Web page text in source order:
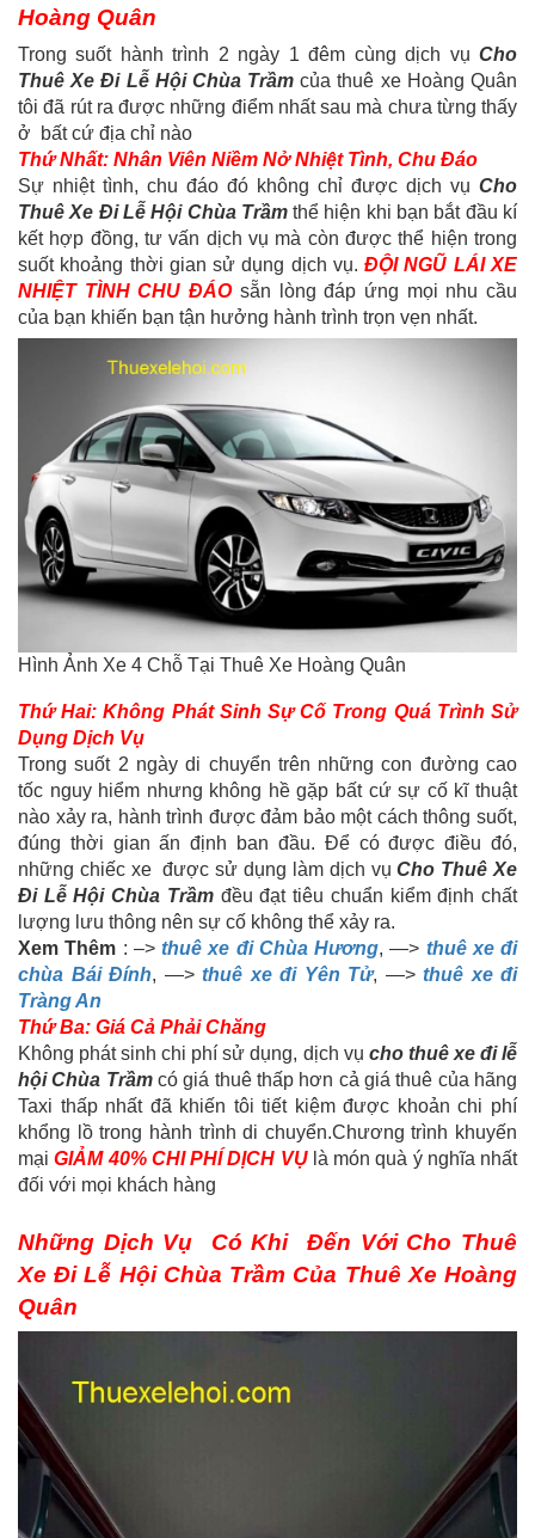
Hoàng Quân
Trong suốt hành trình 2 ngày 1 đêm cùng dịch vụ Cho
Thuê Xe Đi Lễ Hội Chùa Trầm của thuê xe Hoàng Quân
tôi đã rút ra được những điểm nhất sau mà chưa từng thấy
ở bất cứ địa chỉ nào
Thứ Nhất: Nhân Viên Niềm Nở Nhiệt Tình, Chu Đáo
Sự nhiệt tình, chu đáo đó không chỉ được dịch vụ Cho
Thuê Xe Đi Lễ Hội Chùa Trầmthể hiện khi bạn bắt đầu kí
kết hợp đồng, tư vấn dịch vụ mà còn được thể hiện trong
suốt khoảng thời gian sử dụng dịch vụ.ĐỘI NGŨ LÁI XE
NHIỆT TÌNH CHU ĐÁOsẵn lòng đáp ứng mọi nhu cầu
của bạn khiến bạn tận hưởng hành trình trọn vẹn nhất.
Hình Ảnh Xe 4 Chỗ Tại Thuê Xe Hoàng Quân
Thứ Hai: Không Phát Sinh Sự Cố Trong Quá Trình Sử
Dụng Dịch Vụ
Trong suốt 2 ngày di chuyển trên những con đường cao
tốc nguy hiểm nhưng không hề gặp bất cứ sự cố kĩ thuật
nào xảy ra, hành trình được đảm bảo một cách thông suốt,
đúng thời gian ấn định ban đầu. Để có được điều đó,
những chiếc xe được sử dụng làm dịch vụCho Thuê Xe
Đi Lễ Hội Chùa Trầmđều đạt tiêu chuẩn kiểm định chất
lượng lưu thông nên sự cố không thể xảy ra.
Xem Thêm : –> thuê xe đi Chùa Hương, —> thuê xe đi
chùa Bái Đính, —> thuê xe đi Yên Tử, —> thuê xe đi
Tràng An
Thứ Ba: Giá Cả Phải Chăng
Không phát sinh chi phí sử dụng, dịch vụ cho thuê xe đi lễ
hội Chùa Trầmcó giá thuê thấp hơn cả giá thuê của hãng
Taxi thấp nhất đã khiến tôi tiết kiệm được khoản chi phí
khổng lồ trong hành trình di chuyển.Chương trình khuyến
mạiGIẢM 40% CHI PHÍ DỊCH VỤlà món quà ý nghĩa nhất
đối với mọi khách hàng
Những Dịch Vụ Có Khi Đến Với Cho Thuê
Xe Đi Lễ Hội Chùa Trầm Của Thuê Xe Hoàng
Quân